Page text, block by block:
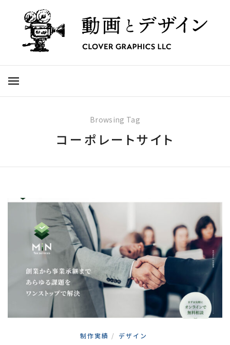
Browsing Tag
コーポレートサイト
制作実績 / デザイン